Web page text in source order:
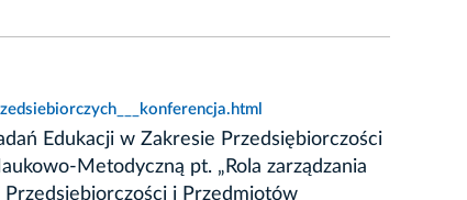
Edukacji w Zakresie Przedsiębiorczości
Metodyczną pt. „Rola zarządzania
i Przedmiotów